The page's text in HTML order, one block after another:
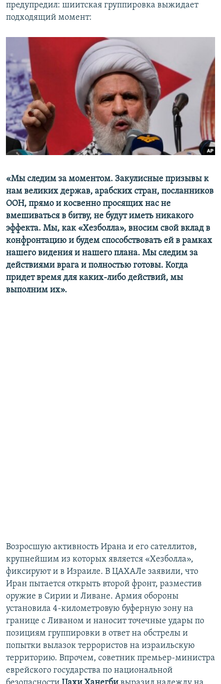
предупредил: шиитская группировка выжидает
подходящий момент:
«Мы следим за моментом. Закулисные призывы к
нам великих держав, арабских стран, посланников
ООН, прямо и косвенно просящих нас не
вмешиваться в битву, не будут иметь никакого
эффекта. Мы, как «Хезболла», вносим свой вклад в
конфронтацию и будем способствовать ей в рамках
нашего видения и нашего плана. Мы следим за
действиями врага и полностью готовы. Когда
придет время для каких-либо действий, мы
выполним их».
Возросшую активность Ирана и его сателлитов,
крупнейшим из которых является «Хезболла»,
фиксируют и в Израиле. В ЦАХАЛе заявили, что
Иран пытается открыть второй фронт, разместив
оружие в Сирии и Ливане. Армия обороны
установила 4-километровую буферную зону на
границе с Ливаном и наносит точечные удары по
позициям группировки в ответ на обстрелы и
попытки вылазок террористов на израильскую
территорию. Впрочем, советник премьер-министра
еврейского государства по национальной